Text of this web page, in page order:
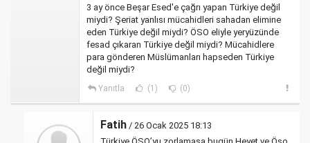
3 ay önce Beşar Esed'e çağrı yapan Türkiye değil
miydi? Şeriat yanlısı mücahidleri sahadan elimine
eden Türkiye değil miydi? ÖSO eliyle yeryüzünde
fesad çıkaran Türkiye değil miydi? Mücahidlere
para gönderen Müslümanları hapseden Türkiye
değil miydi?
Yanıtla (1) (0)
Fatih / 26 Ocak 2025 18:13